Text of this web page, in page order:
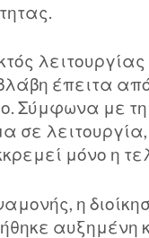
βλάβη έπειτα
Σύμφωνα με τη
σε
μόνο η
η
αυξημένη